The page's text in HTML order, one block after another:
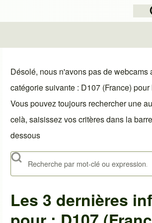
Open
Désolé, nous n'avons pas de webcams
catégorie suivante : D107 (France) pour
Vous pouvez toujours rechercher une
celà, saisissez vos critères dans la
dessous
Rechercher
Les 3 dernières